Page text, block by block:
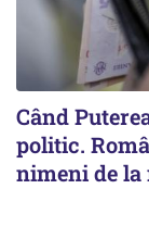
Când
politic.
nimeni de la